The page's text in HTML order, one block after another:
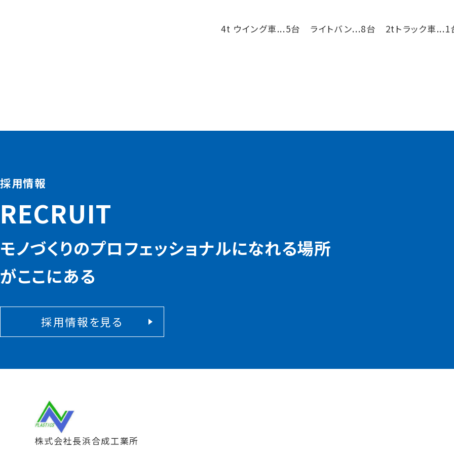
4t ウイング車...5台 ライトバン...8台 2tトラック車...1
採用情報
RECRUIT
モノづくりのプロフェッショナルになれる場所
がここにある
採用情報を見る
株式会社長浜合成工業所